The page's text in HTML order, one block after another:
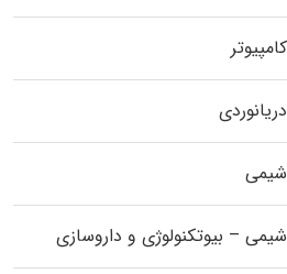
– بیوتکنولوژی و داروسازی